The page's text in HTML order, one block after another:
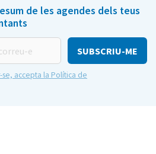
de les agendes dels teus
se, accepta la Política de